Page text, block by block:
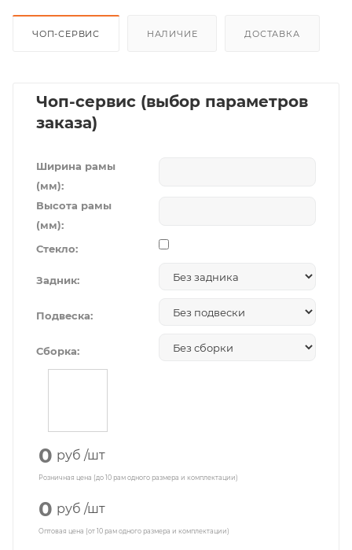
ЧОП-СЕРВИС НАЛИЧИЕ ДОСТАВКА
Чоп-сервис (выбор параметров
заказа)
Ширина рамы
(мм):
Высота рамы
(мм):
Стекло:
Задник:
Подвеска:
Сборка:
0 руб /шт
Розничная цена (до 10 рам одного размера и комплектации)
0 руб /шт
Оптовая цена (от 10 рам одного размера и комплектации)